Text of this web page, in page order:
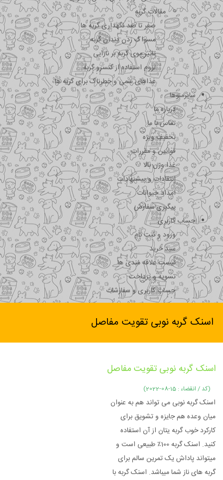
مقالات گربه
صفر تا صد نگهداری گربه ها
مسواک زدن دندان گربه
تاثیر موی گربه بر نازایی
لزوم استفاده از کنسرو گربه
غذاهای سمی و خطرناک برای گربه ها
سایرمنوها
درباره ما
تماس با ما
تخفیف ویژه
قوانین و مقررات
غذا وزن بالا
انتقادات و پیشنهادات
امداد حیوانات
پیگیری سفارش
حساب کاربری
ورود و ثبت نام
سبد خرید
لیست علاقه مندی ها
تسویه و پرداخت
حساب کاربری و سفارشات
اسنک گربه نوبی تقویت مفاصل
اسنک گربه نوبی تقویت مفاصل
(کد / انقضاء : 15-08-2022)
اسنک گربه نوبی می تواند هم به عنوان
میان وعده هم جایزه و تشویق برای
کارکرد خوب گربه یتان از آن استفاده
کنید. اسنک گربه 100٪ طبیعی است و
میتواند پاداش یک تمرین سالم برای
گربه های ناز شما میباشد. اسنک گربه با